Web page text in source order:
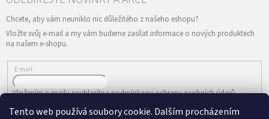
Tento web používá soubory cookie. Dalším procházením
Vložte svůj e-mail a my vám budeme zasílat informace o nových produktech
na našem e-shopu.
E-mail
Vložením e-mailu souhlasíte spodmínkami ochrany osobních údajů